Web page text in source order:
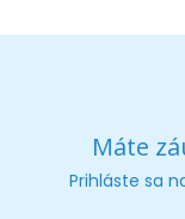
Máte
Prihláste sa